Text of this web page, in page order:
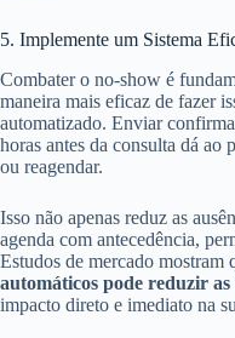
5. Implemente um Sistema
Combater o no-show é
maneira mais eficaz de fazer
automatizado. Enviar
horas antes da consulta dá ao
ou reagendar.
Isso não apenas reduz as
agenda com antecedência,
Estudos de mercado mostram
automáticos pode reduzir
impacto direto e imediato na